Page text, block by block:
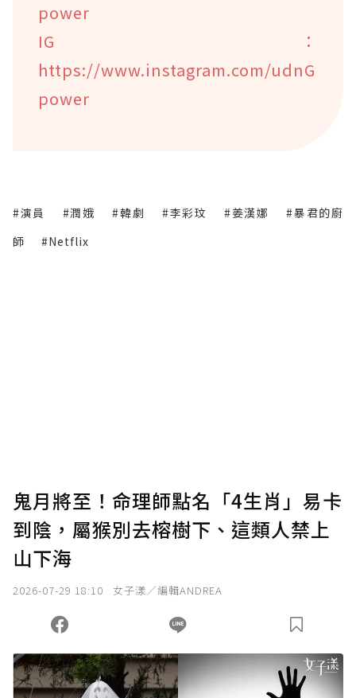
power
IG：
https://www.instagram.com/udnG
power
#演員 #潤娥 #韓劇 #李彩玟 #姜漢娜
#暴君的廚
師
#Netflix
鬼月將至！命理師點名「4生肖」易卡
到陰，屬猴別去榕樹下、這類人禁上
山下海
2026-07-29 18:10 女子漾／編輯ANDREA